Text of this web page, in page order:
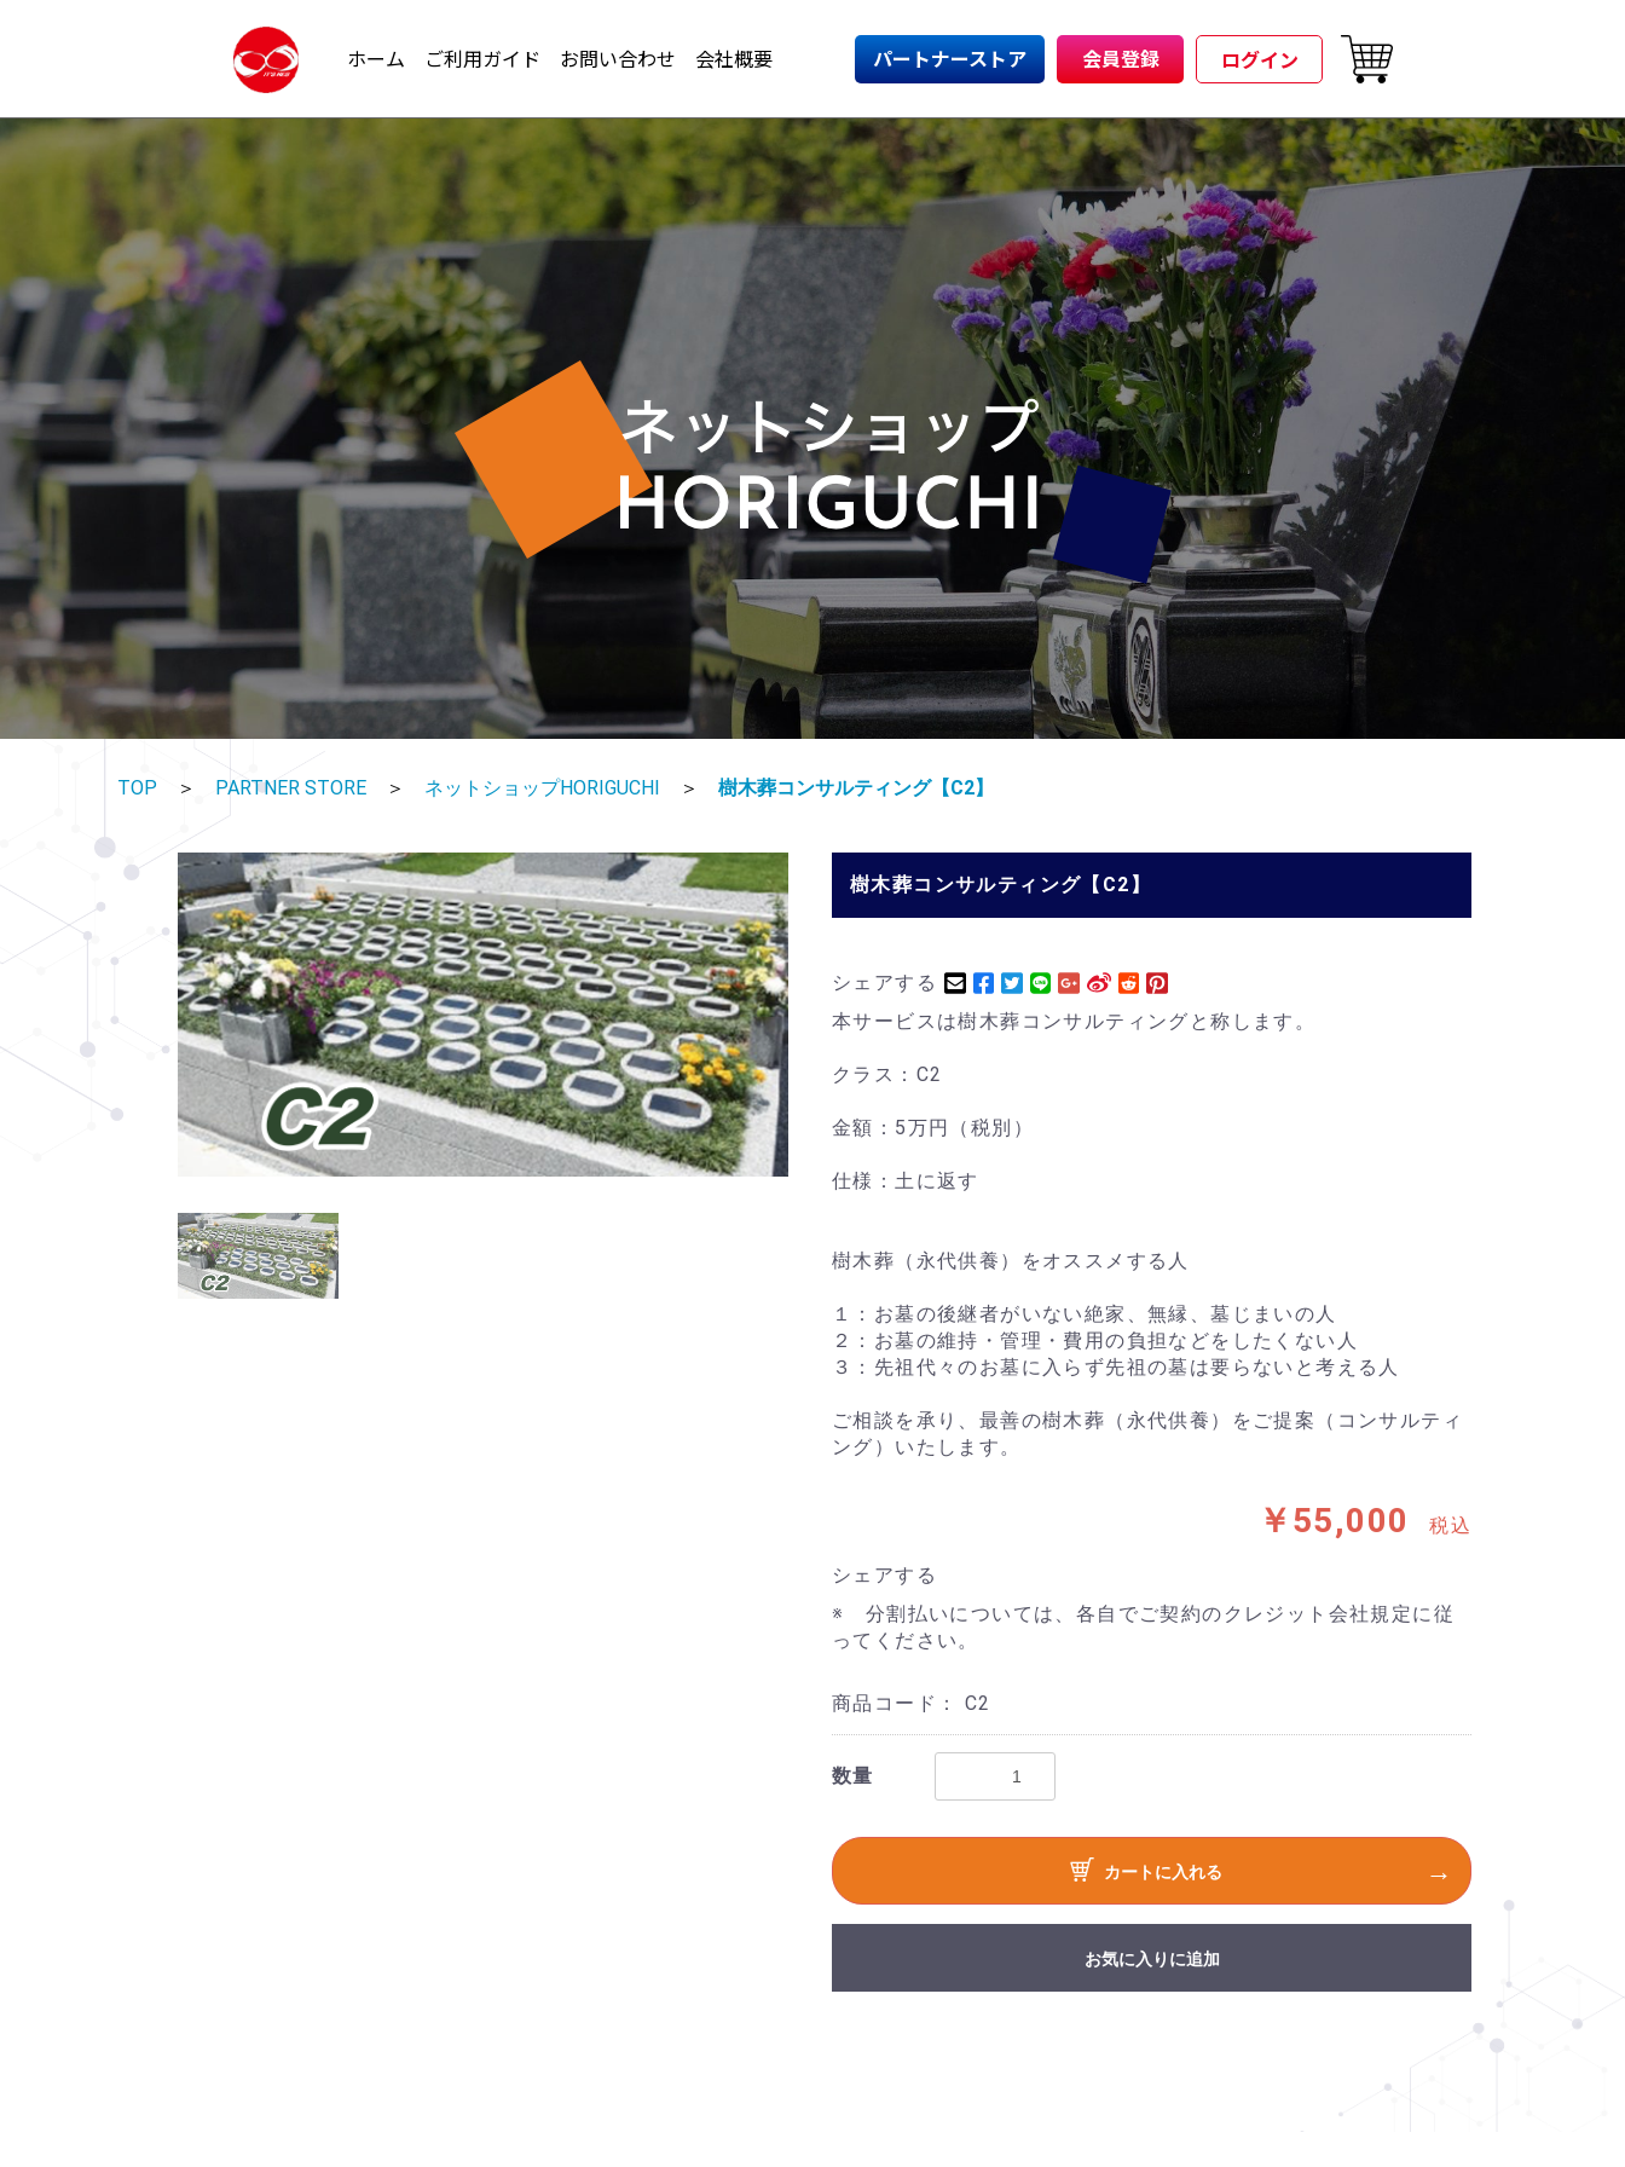
ホーム ご利用ガイド お問い合わせ 会社概要 パートナーストア 会員登録 ログイン
TOP ＞ PARTNER STORE ＞ ネットショップHORIGUCHI ＞ 樹木葬コンサルティング【C2】
樹木葬コンサルティング【C2】
シェアする
本サービスは樹木葬コンサルティングと称します。
クラス：C2
金額：5万円（税別）
仕様：土に返す
樹木葬（永代供養）をオススメする人
１：お墓の後継者がいない絶家、無縁、墓じまいの人
２：お墓の維持・管理・費用の負担などをしたくない人
３：先祖代々のお墓に入らず先祖の墓は要らないと考える人
ご相談を承り、最善の樹木葬（永代供養）をご提案（コンサルティ
ング）いたします。
￥55,000 税込
シェアする
※ 分割払いについては、各自でご契約のクレジット会社規定に従
ってください。
商品コード： C2
数量
カートに入れる
お気に入りに追加